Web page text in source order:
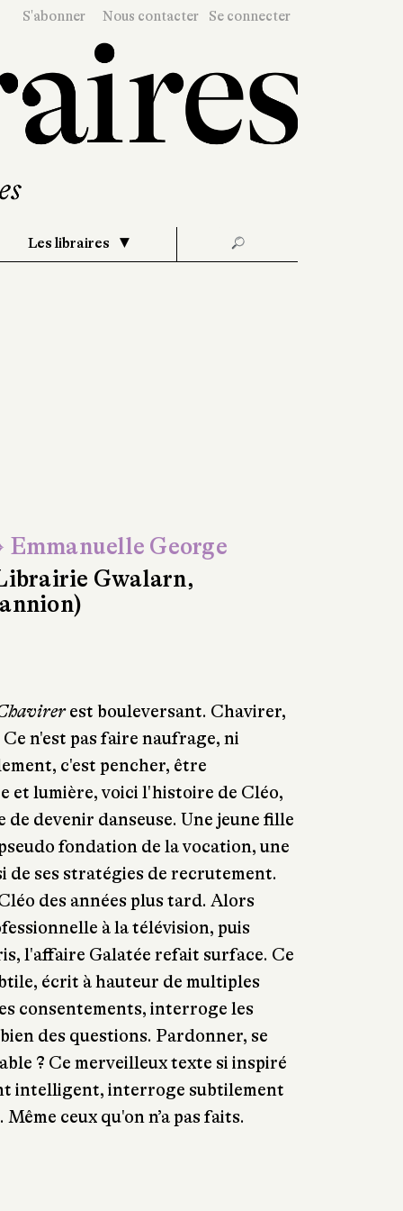
S'abonner Nous contacter Se connecter
Les libraires 🔎
George
Gwalarn,
est bouleversant. Chavirer,
n'est pas faire naufrage, ni
c'est pencher, être
et lumière, voici l'histoire de Cléo,
devenir danseuse. Une jeune fille
fondation de la vocation, une
de ses stratégies de recrutement.
des années plus tard. Alors
à la télévision, puis
l'affaire Galatée refait surface. Ce
écrit à hauteur de multiples
consentements, interroge les
des questions. Pardonner, se
? Ce merveilleux texte si inspiré
intelligent, interroge subtilement
ceux qu'on n’a pas faits.